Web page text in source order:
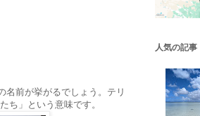
名前が挙がるでしょう。テリ
ち」という意味です。
人気の記事